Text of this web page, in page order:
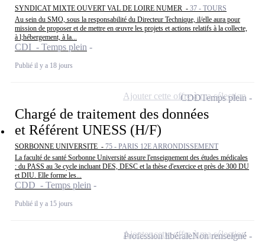
SYNDICAT MIXTE OUVERT VAL DE LOIRE NUMER - 37 - TOURS
Au sein du SMO, sous la responsabilité du Directeur Technique, il/elle aura pour
mission de proposer et de mettre en œuvre les projets et actions relatifs à la collecte,
à l;hébergement, à la...
CDI - Temps plein
Publié il y a 18 jours
Chargé de traitement des données
et Référent UNESS (H/F)
SORBONNE UNIVERSITE - 75 - PARIS 12E ARRONDISSEMENT
La faculté de santé Sorbonne Université assure l'enseignement des études médicales
: du PASS au 3e cycle incluant DES, DESC et la thèse d'exercice et près de 300 DU
et DIU. Elle forme les...
CDD - Temps plein
Publié il y a 15 jours
CDDTemps plein
Ajouter cette offre à ma sélection
Profession libéraleNon renseigné
Ajouter cette offre à ma sélection